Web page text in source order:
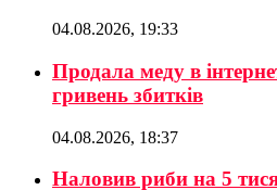
04.08.2026, 19:33
Продала меду в
гривень збитків
04.08.2026, 18:37
Наловив риби на 5